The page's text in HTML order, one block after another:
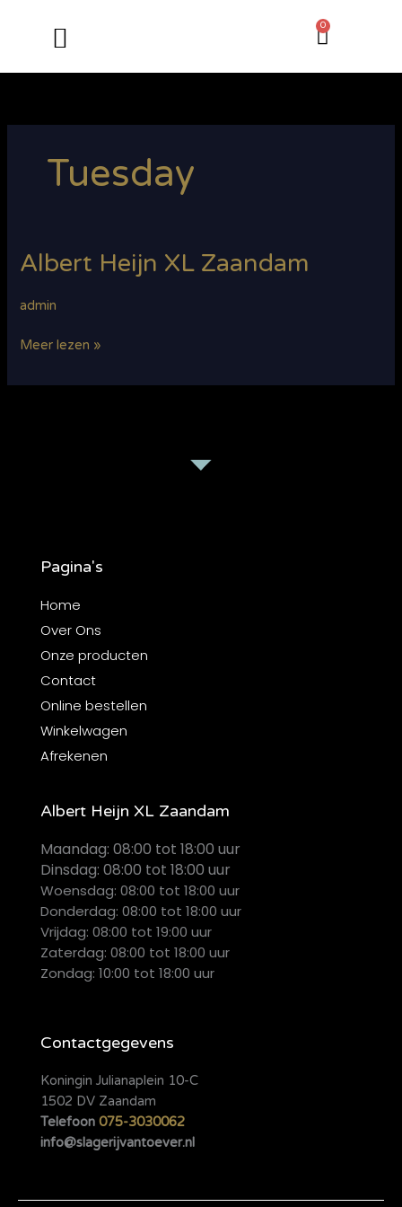
inhoud
0
Tuesday
Albert Heijn XL Zaandam
admin
Albert
XL
Meer lezen »
Pagina's
Home
Over Ons
Onze producten
Contact
Online bestellen
Winkelwagen
Afrekenen
Albert Heijn XL Zaandam
Maandag: 08:00 tot 18:00 uur
Dinsdag: 08:00 tot 18:00 uur
Woensdag: 08:00 tot 18:00 uur
Donderdag: 08:00 tot 18:00 uur
Vrijdag: 08:00 tot 19:00 uur
Zaterdag: 08:00 tot 18:00 uur
Zondag: 10:00 tot 18:00 uur
Contactgegevens
Koningin Julianaplein 10-C
1502 DV Zaandam
Telefoon 075-3030062
info@slagerijvantoever.nl